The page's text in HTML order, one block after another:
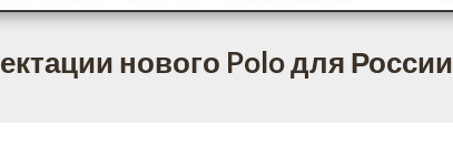
нового Polo для России